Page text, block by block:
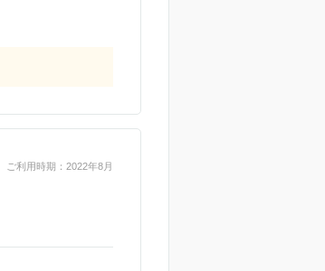
ご利用時期：2022年8月